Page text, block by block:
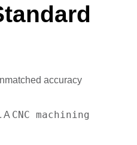
accuracy
A CNC machining